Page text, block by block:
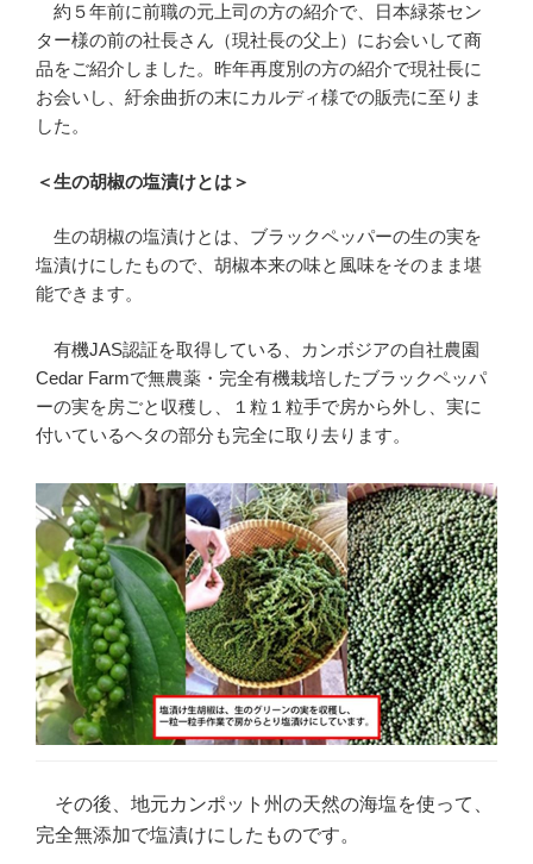
約５年前に前職の元上司の方の紹介で、日本緑茶セン
ター様の前の社長さん（現社長の父上）にお会いして商
品をご紹介しました。昨年再度別の方の紹介で現社長に
お会いし、紆余曲折の末にカルディ様での販売に至りま
した。
＜生の胡椒の塩漬けとは＞
生の胡椒の塩漬けとは、ブラックペッパーの生の実を
塩漬けにしたもので、胡椒本来の味と風味をそのまま堪
能できます。
有機JAS認証を取得している、カンボジアの自社農園
Cedar Farmで無農薬・完全有機栽培したブラックペッパ
ーの実を房ごと収穫し、１粒１粒手で房から外し、実に
付いているヘタの部分も完全に取り去ります。
その後、地元カンポット州の天然の海塩を使って、
完全無添加で塩漬けにしたものです。